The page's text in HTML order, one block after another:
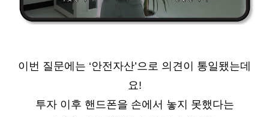
이번 질문에는 ‘안전자산’으로 의견이 통일됐는데
요!
투자 이후 핸드폰을 손에서 놓지 못했다는